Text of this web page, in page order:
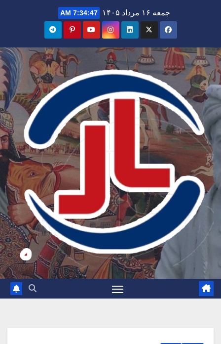
جمعه ۱۶ مرداد ۱۴۰۵ 7:34:49 AM